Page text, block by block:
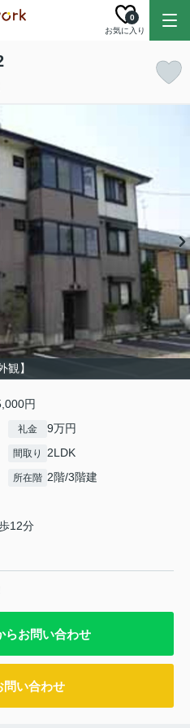
お気に入り
0
観】
円
礼金 9万円
間取り 2LDK
所在階 2階/3階建
12分
らお問い合わせ
問い合わせ